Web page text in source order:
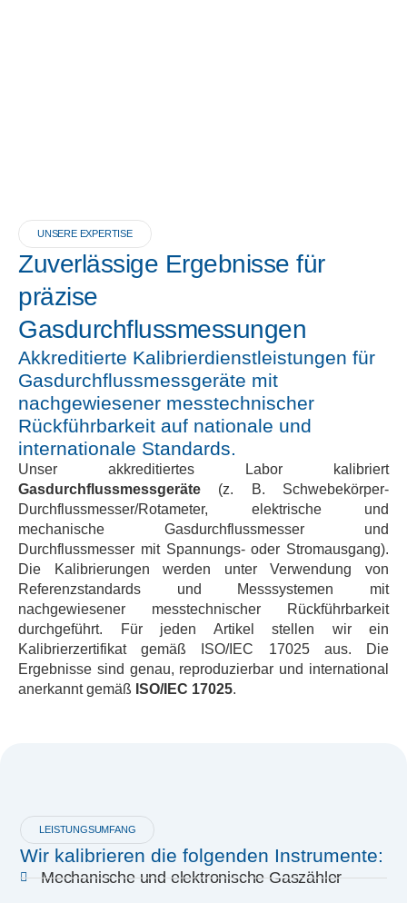
UNSERE EXPERTISE
Zuverlässige Ergebnisse für
präzise
Gasdurchflussmessungen
Akkreditierte Kalibrierdienstleistungen für
Gasdurchflussmessgeräte mit
nachgewiesener messtechnischer
Rückführbarkeit auf nationale und
internationale Standards.
Unser akkreditiertes Labor kalibriert
Gasdurchflussmessgeräte (z. B. Schwebekörper-
Durchflussmesser/Rotameter, elektrische und
mechanische Gasdurchflussmesser und
Durchflussmesser mit Spannungs- oder Stromausgang).
Die Kalibrierungen werden unter Verwendung von
Referenzstandards und Messsystemen mit
nachgewiesener messtechnischer Rückführbarkeit
durchgeführt. Für jeden Artikel stellen wir ein
Kalibrierzertifikatgemäß ISO/IEC 17025 aus. Die
Ergebnisse sind genau, reproduzierbar und international
anerkannt gemäß ISO/IEC 17025.
LEISTUNGSUMFANG
Wir kalibrieren die folgenden Instrumente:
Mechanische und elektronische Gaszähler